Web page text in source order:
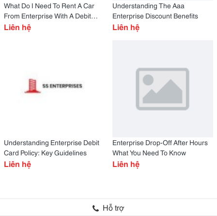
What Do I Need To Rent A Car
From Enterprise With A Debit
Card?
Liên hệ
Understanding The Aaa
Enterprise Discount Benefits
Liên hệ
Understanding Enterprise Debit
Card Policy: Key Guidelines
Liên hệ
Enterprise Drop-Off After Hours
What You Need To Know
Liên hệ
Hỗ trợ